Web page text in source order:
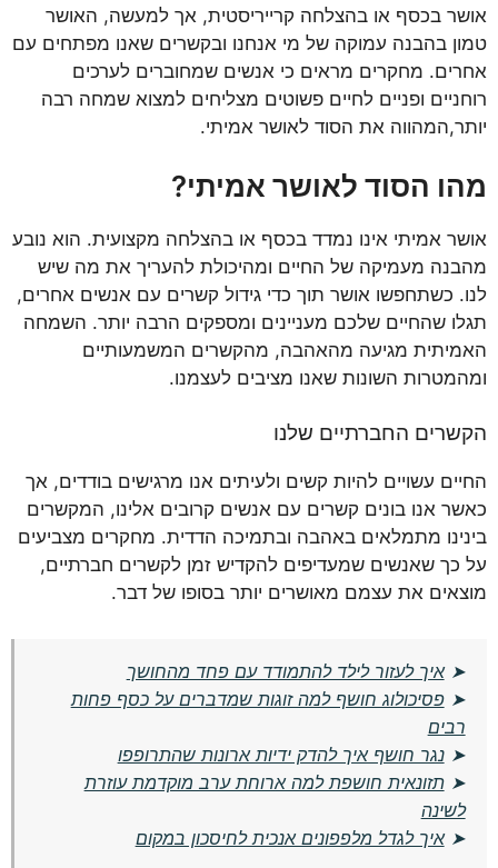
אושר בכסף או בהצלחה קרייריסטית, אך למעשה, האושר
טמון בהבנה עמוקה של מי אנחנו ובקשרים שאנו מפתחים עם
אחרים. מחקרים מראים כי אנשים שמחוברים לערכים
רוחניים ופניים לחיים פשוטים מצליחים למצוא שמחה רבה
יותר,המהווה את הסוד לאושר אמיתי.
מהו הסוד לאושר אמיתי?
אושר אמיתי אינו נמדד בכסף או בהצלחה מקצועית. הוא נובע
מהבנה מעמיקה של החיים ומהיכולת להעריך את מה שיש
לנו. כשתחפשו אושר תוך כדי גידול קשרים עם אנשים אחרים,
תגלו שהחיים שלכם מעניינים ומספקים הרבה יותר. השמחה
האמיתית מגיעה מהאהבה, מהקשרים המשמעותיים
ומהמטרות השונות שאנו מציבים לעצמנו.
הקשרים החברתיים שלנו
החיים עשויים להיות קשים ולעיתים אנו מרגישים בודדים, אך
כאשר אנו בונים קשרים עם אנשים קרובים אלינו, המקשרים
בינינו מתמלאים באהבה ובתמיכה הדדית. מחקרים מצביעים
על כך שאנשים שמעדיפים להקדיש זמן לקשרים חברתיים,
מוצאים את עצמם מאושרים יותר בסופו של דבר.
➤איך לעזור לילד להתמודד עם פחד מהחושך
➤פסיכולוג חושף למה זוגות שמדברים על כסף פחות
רבים
➤נגר חושף איך להדק ידיות ארונות שהתרופפו
➤תזונאית חושפת למה ארוחת ערב מוקדמת עוזרת
לשינה
➤איך לגדל מלפפונים אנכית לחיסכון במקום